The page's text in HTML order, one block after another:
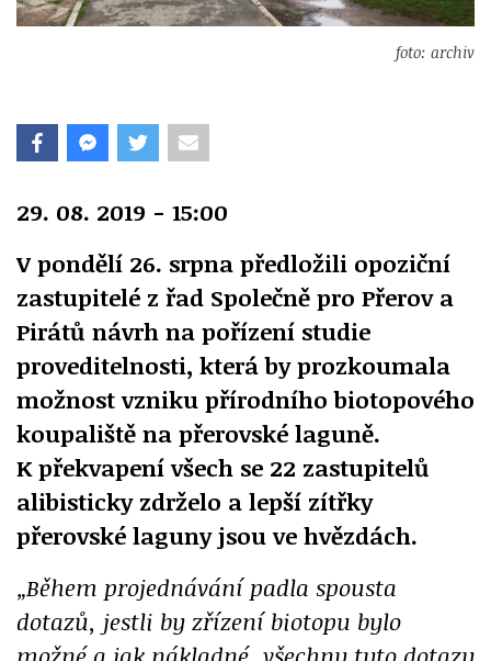
foto: archiv
29. 08. 2019 - 15:00
V pondělí 26. srpna předložili opoziční
zastupitelé z řad Společně pro Přerov a
Pirátů návrh na pořízení studie
proveditelnosti, která by prozkoumala
možnost vzniku přírodního biotopového
koupaliště na přerovské laguně.
K překvapení všech se 22 zastupitelů
alibisticky zdrželo a lepší zítřky
přerovské laguny jsou ve hvězdách.
„Během projednávání padla spousta
dotazů, jestli by zřízení biotopu bylo
možné a jak nákladné, všechny tyto dotazy